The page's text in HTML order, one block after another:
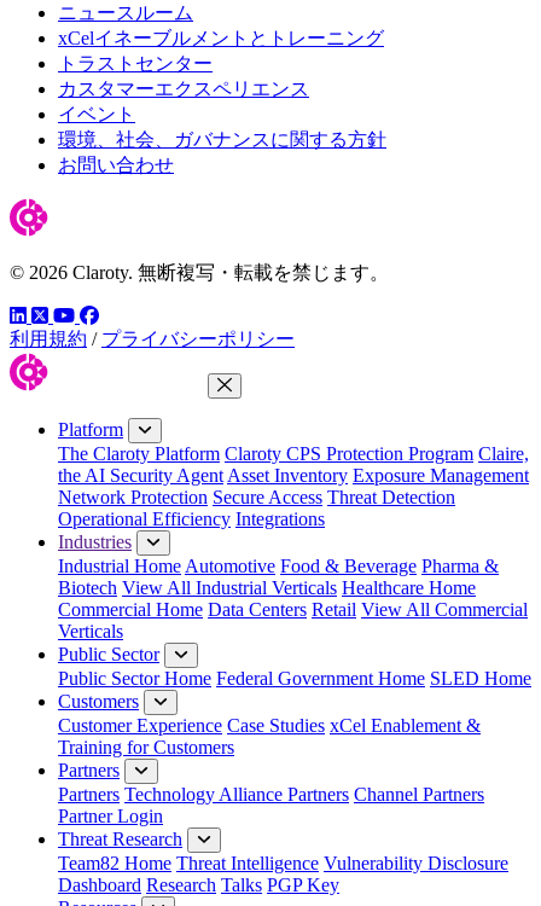
ニュースルーム
xCelイネーブルメントとトレーニング
トラストセンター
カスタマーエクスペリエンス
イベント
環境、社会、ガバナンスに関する方針
お問い合わせ
© 2026 Claroty. 無断複写・転載を禁じます。
LinkedIn
ツイッター
YouTube
Facebook
利用規約 / プライバシーポリシー
Close Menu
Platform
The Claroty Platform Claroty CPS Protection Program Claire,
the AI Security Agent Asset Inventory Exposure Management
Network Protection Secure Access Threat Detection
Operational Efficiency Integrations
Industries
Industrial Home Automotive Food & Beverage Pharma &
Biotech View All Industrial Verticals Healthcare Home
Commercial Home Data Centers Retail View All Commercial
Verticals
Public Sector
Public Sector Home Federal Government Home SLED Home
Customers
Customer Experience Case Studies xCel Enablement &
Training for Customers
Partners
Partners Technology Alliance Partners Channel Partners
Partner Login
Threat Research
Team82 Home Threat Intelligence Vulnerability Disclosure
Dashboard Research Talks PGP Key